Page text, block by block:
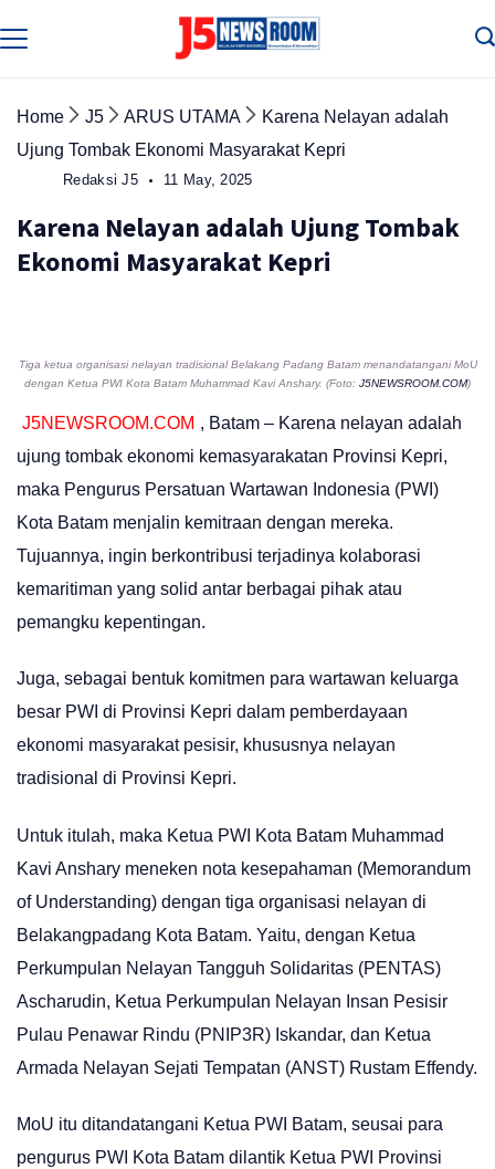
to
Home J5 ARUS UTAMA
Karena Nelayan adalah
Ujung Tombak Ekonomi Masyarakat Kepri
Redaksi J5 11 May, 2025
Karena Nelayan adalah Ujung Tombak
Ekonomi Masyarakat Kepri
Tiga ketua organisasi nelayan tradisional Belakang Padang Batam menandatangani MoU
dengan Ketua PWI Kota Batam Muhammad Kavi Anshary. (Foto: J5NEWSROOM.COM)
J5NEWSROOM.COM , Batam – Karena nelayan adalah
ujung tombak ekonomi kemasyarakatan Provinsi Kepri,
maka Pengurus Persatuan Wartawan Indonesia (PWI)
Kota Batam menjalin kemitraan dengan mereka.
Tujuannya, ingin berkontribusi terjadinya kolaborasi
kemaritiman yang solid antar berbagai pihak atau
pemangku kepentingan.
Juga, sebagai bentuk komitmen para wartawan keluarga
besar PWI di Provinsi Kepri dalam pemberdayaan
ekonomi masyarakat pesisir, khususnya nelayan
tradisional di Provinsi Kepri.
Untuk itulah, maka Ketua PWI Kota Batam Muhammad
Kavi Anshary meneken nota kesepahaman (Memorandum
of Understanding) dengan tiga organisasi nelayan di
Belakangpadang Kota Batam. Yaitu, dengan Ketua
Perkumpulan Nelayan Tangguh Solidaritas (PENTAS)
Ascharudin, Ketua Perkumpulan Nelayan Insan Pesisir
Pulau Penawar Rindu (PNIP3R) Iskandar, dan Ketua
Armada Nelayan Sejati Tempatan (ANST) Rustam Effendy.
MoU itu ditandatangani Ketua PWI Batam, seusai para
pengurus PWI Kota Batam dilantik Ketua PWI Provinsi